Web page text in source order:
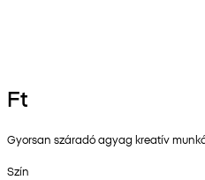
Ft
Gyorsan száradó agyag kreatív
Szín